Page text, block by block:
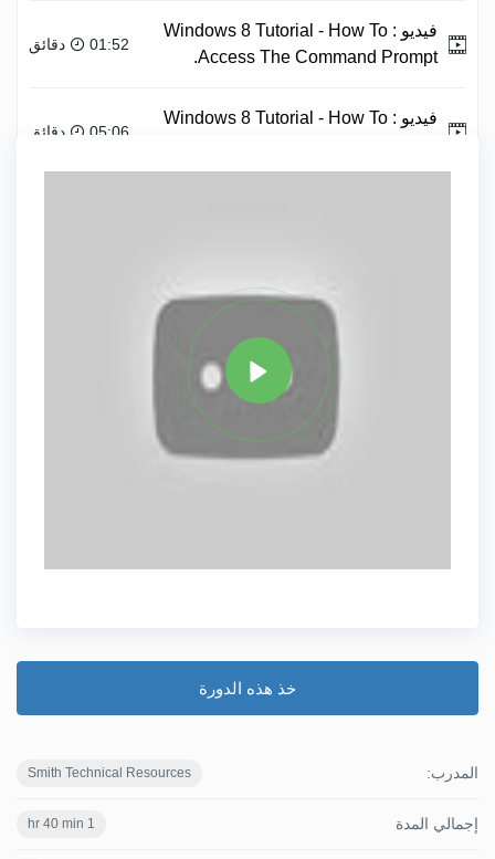
فيديو : Windows 8 Tutorial - How To
Access The Command Prompt.
01:52 دقائق
فيديو : Windows 8 Tutorial - How To
05:06 دقائق
مشاركة
خذ هذه الدورة
المدرب: Smith Technical Resources
إجمالي المدة 1 hr 40 min